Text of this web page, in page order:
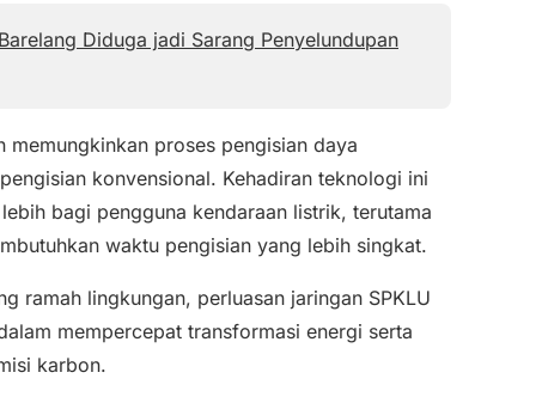
Diduga jadi Sarang Penyelundupan
proses pengisian daya
konvensional. Kehadiran teknologi ini
bagi pengguna kendaraan listrik, terutama
waktu pengisian yang lebih singkat.
ramah lingkungan, perluasan jaringan SPKLU
mempercepat transformasi energi serta
karbon.